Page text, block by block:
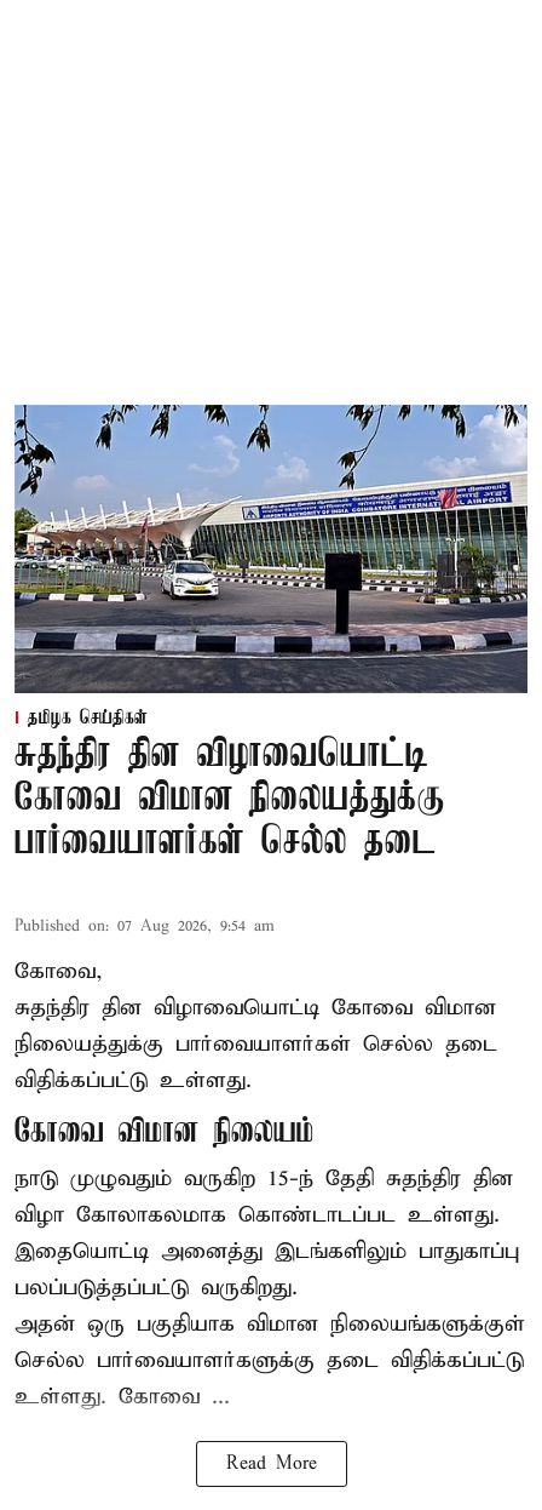
தமிழக செய்திகள்
சுதந்திர தின விழாவையொட்டி
கோவை விமான நிலையத்துக்கு
பார்வையாளர்கள் செல்ல தடை
Published on: 07 Aug 2026, 9:54 am
கோவை,
சுதந்திர தின விழாவையொட்டி கோவை விமான
நிலையத்துக்கு பார்வையாளர்கள் செல்ல தடை
விதிக்கப்பட்டு உள்ளது.
கோவை விமான நிலையம்
நாடு முழுவதும் வருகிற 15-ந் தேதி சுதந்திர தின
விழா கோலாகலமாக கொண்டாடப்பட உள்ளது.
இதையொட்டி அனைத்து இடங்களிலும் பாதுகாப்பு
பலப்படுத்தப்பட்டு வருகிறது.
அதன் ஒரு பகுதியாக விமான நிலையங்களுக்குள்
செல்ல பார்வையாளர்களுக்கு தடை விதிக்கப்பட்டு
உள்ளது. கோவை ...
Read More